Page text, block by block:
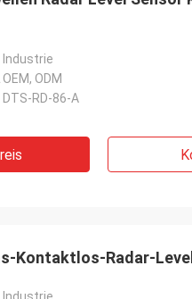
Industrie
OEM, ODM
DTS-RD-86-A
Kontaktlos-Radar-